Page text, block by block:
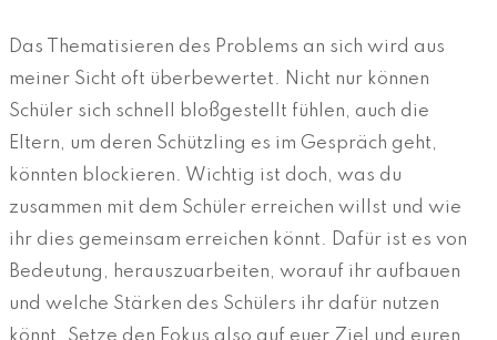
Das Thematisieren des Problems an sich wird aus
meiner Sicht oft überbewertet. Nicht nur können
Schüler sich schnell bloßgestellt fühlen, auch die
Eltern, um deren Schützling es im Gespräch geht,
könnten blockieren. Wichtig ist doch, was du
zusammen mit dem Schüler erreichen willst und wie
ihr dies gemeinsam erreichen könnt. Dafür ist es von
Bedeutung, herauszuarbeiten, worauf ihr aufbauen
und welche Stärken des Schülers ihr dafür nutzen